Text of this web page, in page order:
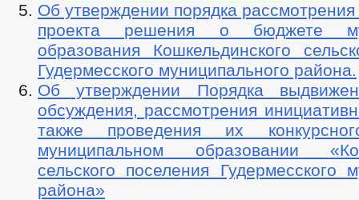
Об утверждении порядка
проекта решения о бюджете
образования Кошкельдинского
Гудермесского муниципального района.
Об утверждении Порядка
обсуждения, рассмотрения
также проведения их
муниципальном образовании
сельского поселения Гудермесского
района»